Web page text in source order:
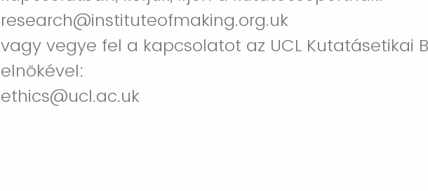
research@instituteofmaking.org.uk
vagy vegye fel a kapcsolatot az UCL Kutatásetikai
elnökével:
ethics@ucl.ac.uk